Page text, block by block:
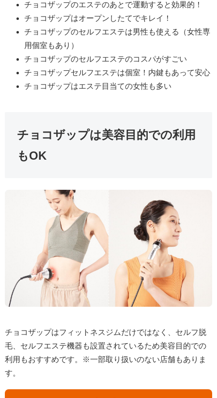
チョコザップのエステのあとで運動すると効果的！
チョコザップはオープンしたてでキレイ！
チョコザップのセルフエステは男性も使える（女性専
用個室もあり）
チョコザップのセルフエステのコスパがすごい
チョコザップセルフエステは個室！内鍵もあって安心
チョコザップはエステ目当ての女性も多い
チョコザップは美容目的での利用
もOK
チョコザップはフィットネスジムだけではなく、セルフ脱
毛、セルフエステ機器も設置されているため美容目的での
利用もおすすめです。※一部取り扱いのない店舗もありま
す。